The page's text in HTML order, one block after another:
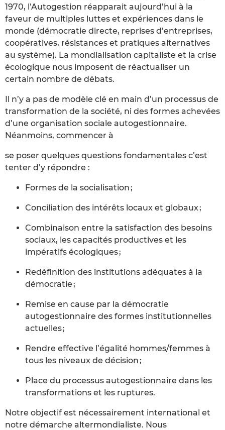
1970, l’Autogestion réapparait aujourd’hui à la
faveur de multiples luttes et expériences dans le
monde (démocratie directe, reprises d’entreprises,
coopératives, résistances et pratiques alternatives
au système). La mondialisation capitaliste et la crise
écologique nous imposent de réactualiser un
certain nombre de débats.
Il n’y a pas de modèle clé en main d’un processus de
transformation de la société, ni des formes achevées
d’une organisation sociale autogestionnaire.
Néanmoins, commencer à
se poser quelques questions fondamentales c’est
tenter d’y répondre :
Formes de la socialisation ;
Conciliation des intérêts locaux et globaux ;
Combinaison entre la satisfaction des besoins
sociaux, les capacités productives et les
impératifs écologiques ;
Redéfinition des institutions adéquates à la
démocratie ;
Remise en cause par la démocratie
autogestionnaire des formes institutionnelles
actuelles ;
Rendre effective l’égalité hommes/femmes à
tous les niveaux de décision ;
Place du processus autogestionnaire dans les
transformations et les ruptures.
Notre objectif est nécessairement international et
notre démarche altermondialiste. Nous